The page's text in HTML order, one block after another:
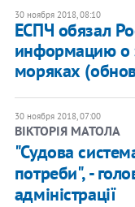
30 ноября 2018, 08:10
ЕСПЧ обязал
информацию о
моряках
30 ноября 2018, 07:00
ВІКТОРІЯ МАТОЛА
"Судова
потреби", -
адміністрації